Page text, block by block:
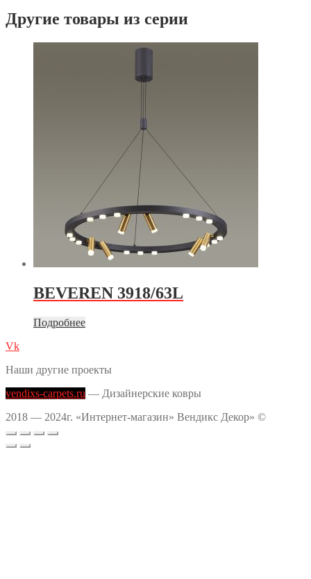
Другие товары из серии
BEVEREN 3918/63L
Подробнее
Vk
Наши другие проекты
vendixs-carpets.ru — Дизайнерские ковры
2018 — 2024г. «Интернет-магазин» Вендикс Декор» ©